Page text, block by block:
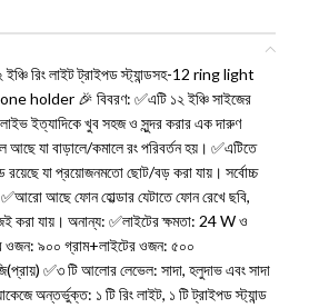
রিং লাইট ট্রাইপড স্ট্যান্ডসহ-12 ring light
🎉 বিবরণ: ✅এটি ১২ ইঞ্চি সাইজের
লাইভ ইত্যাদিকে খুব সহজ ও সুন্দর করার এক দারুণ
আছে যা বাড়ালে/কমালে রং পরিবর্তন হয়। ✅এটিতে
রয়েছে যা প্রয়োজনমতো ছোট/বড় করা যায়। সর্বোচ্চ
আছে ফোন হোল্ডার যেটাতে ফোন রেখে ছবি,
করা যায়। অনান্য: ✅লাইটের ক্ষমতা: 24 W ও
ওজন: ৯০০ গ্রাম+লাইটের ওজন: ৫০০
✅৩ টি আলোর লেভেল: সাদা, হলুদাভ এবং সাদা
অন্তর্ভুক্ত: ১ টি রিং লাইট, ১ টি ট্রাইপড স্ট্যান্ড